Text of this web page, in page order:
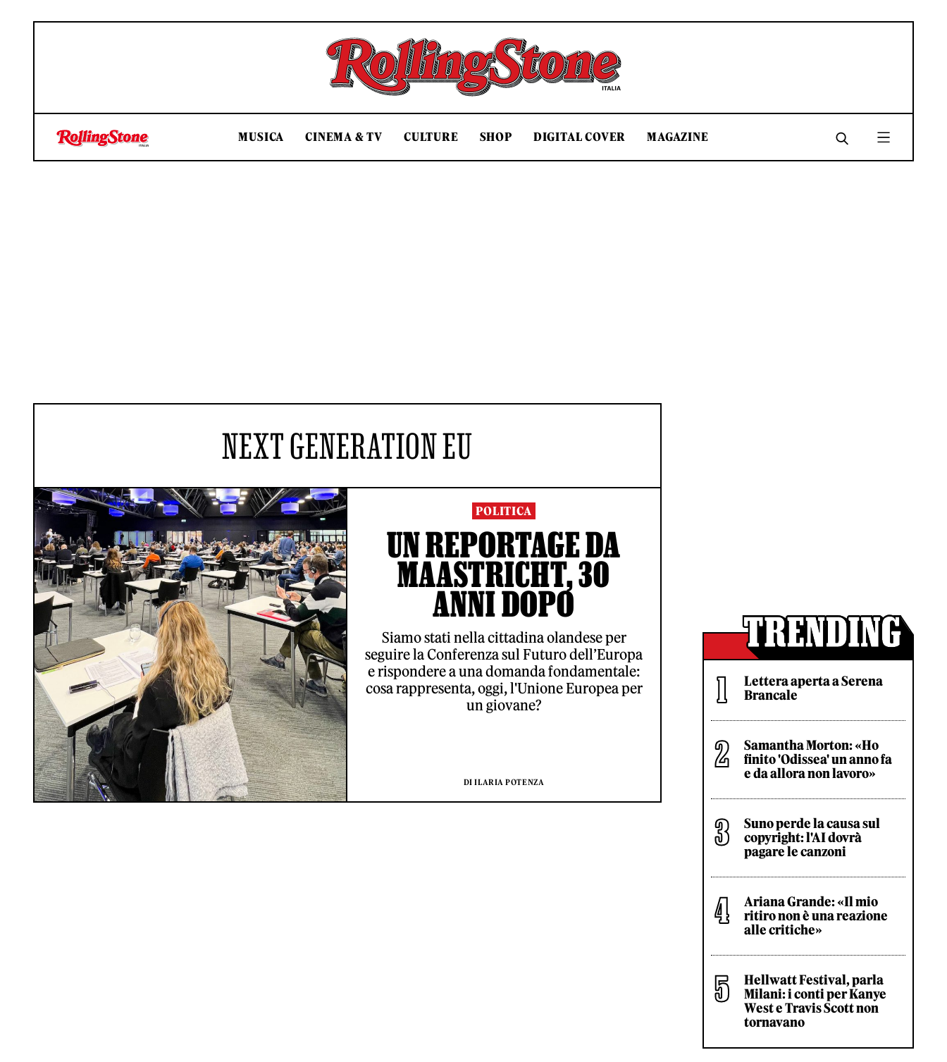
Rolling Stone Italia
MUSICA CINEMA & TV CULTURE SHOP DIGITAL COVER MAGAZINE
NEXT GENERATION EU
POLITICA
UN REPORTAGE DA
MAASTRICHT, 30
ANNI DOPO
Siamo stati nella cittadina olandese per
seguire la Conferenza sul Futuro dell’Europa
e rispondere a una domanda fondamentale:
cosa rappresenta, oggi, l'Unione Europea per
un giovane?
DI ILARIA POTENZA
Lettera aperta a Serena
Brancale
Samantha Morton: «Ho
finito 'Odissea' un anno fa
e da allora non lavoro»
Suno perde la causa sul
copyright: l'AI dovrà
pagare le canzoni
Ariana Grande: «Il mio
ritiro non è una reazione
alle critiche»
Hellwatt Festival, parla
Milani: i conti per Kanye
West e Travis Scott non
tornavano